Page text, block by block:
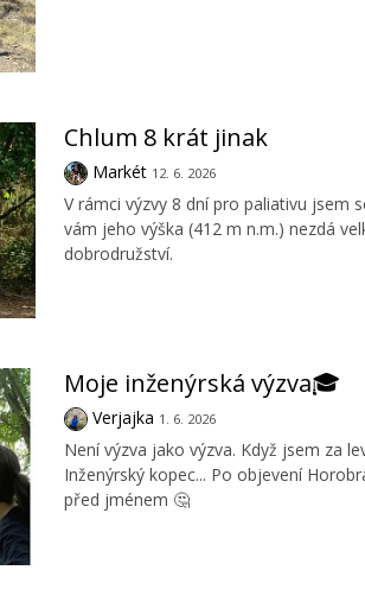
Chlum 8 krát jinak
Markét 12. 6. 2026
V rámci výzvy 8 dní pro paliativu jsem
vám jeho výška (412 m n.m.) nezdá
dobrodružství.
Moje inženýrská výzva🎓
Verjajka 1. 6. 2026
Není výzva jako výzva. Když jsem za
Inženýrský kopec... Po objevení
před jménem 🤔